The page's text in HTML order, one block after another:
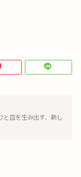
と皿を生み出す、新し